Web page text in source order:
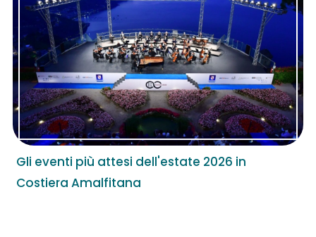
Gli eventi più attesi dell'estate 2026 in
Costiera Amalfitana